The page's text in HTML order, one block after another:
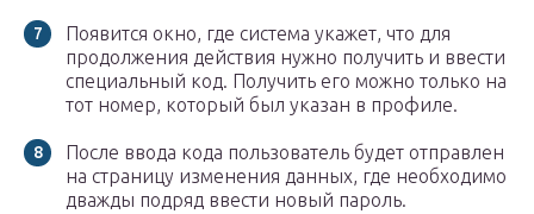
Появится окно, где система укажет, что для
продолжения действия нужно получить и ввести
специальный код. Получить его можно только на
тот номер, который был указан в профиле.
После ввода кода пользователь будет отправлен
на страницу изменения данных, где необходимо
дважды подряд ввести новый пароль.